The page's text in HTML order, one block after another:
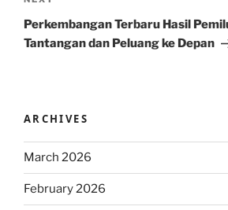
Post
Perkembangan Terbaru Hasil
Tantangan dan Peluang ke Depan
ARCHIVES
March 2026
February 2026